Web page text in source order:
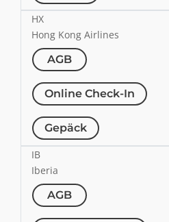
HX
Hong Kong Airlines
AGB
Online Check-In
Gepäck
IB
Iberia
AGB